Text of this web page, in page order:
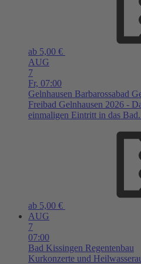
ab 5,00 €
AUG
7
Fr, 07:00
Gelnhausen Barbarossabad
Freibad Gelnhausen 2026 -
einmaligen Eintritt in das
ab 5,00 €
AUG
7
07:00
Bad Kissingen Regentenbau
Kurkonzerte und